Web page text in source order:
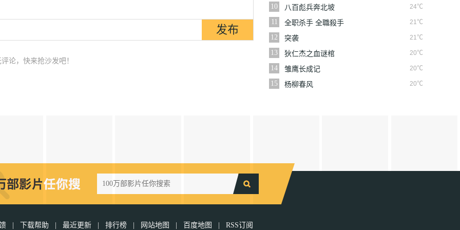
论，快来抢沙发吧！
10 24℃
八百彪兵奔北坡
11
21℃
全职杀手 全職殺手
12
21℃
突袭
13
20℃
狄仁杰之血谜棺
14
20℃
雏鹰长成记
15
20℃
杨柳春风
下载帮助 最近更新 排行榜 网站地图 百度地图 RSS订阅